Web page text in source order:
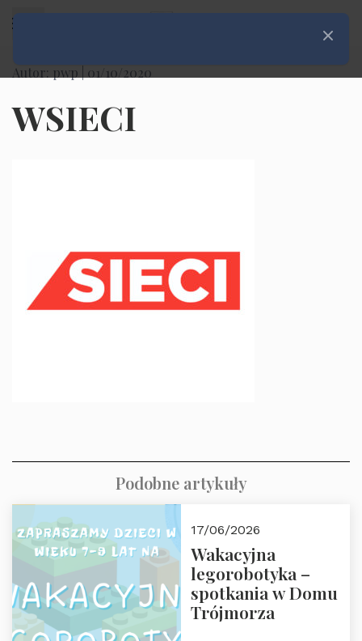
Autor: pwp | 01/10/2020
WSIECI
Podobne artykuły
17/06/2026
Wakacyjna
legorobotyka –
spotkania w Domu
Trójmorza
Zamknij